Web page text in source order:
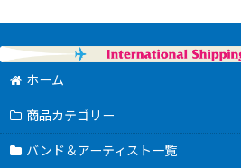
ホーム
商品カテゴリー
バンド＆アーティスト一覧